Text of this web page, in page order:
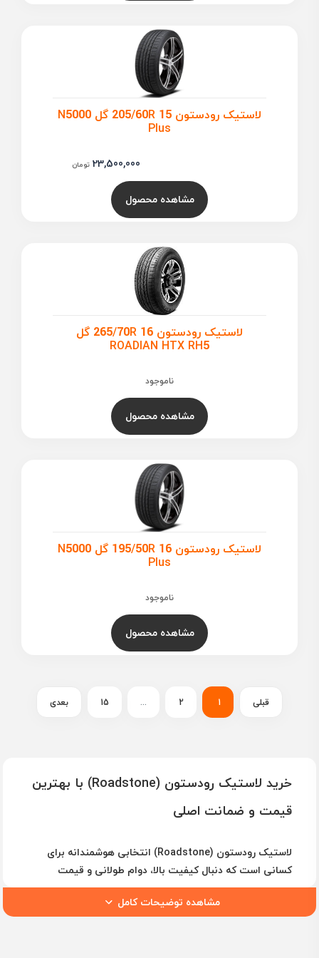
لاستیک رودستون 205/60R 15 گل N5000
Plus
23,500,000 تومان
مشاهده محصول
لاستیک رودستون 265/70R 16 گل
ROADIAN HTX RH5
ناموجود
مشاهده محصول
لاستیک رودستون 195/50R 16 گل N5000
Plus
ناموجود
مشاهده محصول
قبلی 1
2
...
15 بعدی
خرید لاستیک رودستون (Roadstone) با بهترین
قیمت و ضمانت اصلی
لاستیک رودستون (Roadstone)
انتخابی هوشمندانه برای
کسانی است که دنبالکیفیت بالا، دوام طولانی و قیمت
مناسبهستند. این برند کره‌ای زیرمجموعه شرکتNexen Tire
است و تایرهای آن به دلیلچسبندگی عالی، سواری نرم و
مشاهده توضیحات کامل